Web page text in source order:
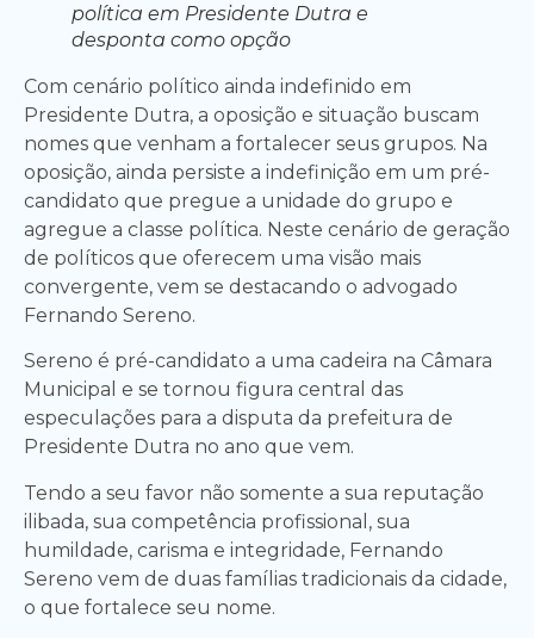
política em Presidente Dutra e
desponta como opção
Com cenário político ainda indefinido em
Presidente Dutra, a oposição e situação buscam
nomes que venham a fortalecer seus grupos. Na
oposição, ainda persiste a indefinição em um pré-
candidato que pregue a unidade do grupo e
agregue a classe política. Neste cenário de geração
de políticos que oferecem uma visão mais
convergente, vem se destacando o advogado
Fernando Sereno.
Sereno é pré-candidato a uma cadeira na Câmara
Municipal e se tornou figura central das
especulações para a disputa da prefeitura de
Presidente Dutra no ano que vem.
Tendo a seu favor não somente a sua reputação
ilibada, sua competência profissional, sua
humildade, carisma e integridade, Fernando
Sereno vem de duas famílias tradicionais da cidade,
o que fortalece seu nome.